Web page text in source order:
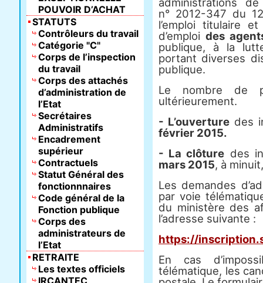
n° 2012-347 du
l’emploi titulaire
d’emploides
publique, à la
portant diverses
publique.
Le nombre de
ultérieurement.
- L’ouverturedes
février 2015.
- La clôture des
mars 2015, à
Les demandes
par voie
du ministère des
l’adresse suivante :
https://
En cas
télématique, les
POUVOIR D’ACHAT
STATUTS
Contrôleurs du travail
Catégorie "C"
Corps de l’inspection
du travail
Corps des attachés
d’administration de
l’Etat
Secrétaires
Administratifs
Encadrement
supérieur
Contractuels
Statut Général des
fonctionnnaires
Code général de la
Fonction publique
Corps des
administrateurs de
l’Etat
RETRAITE
Les textes officiels
IRCANTEC